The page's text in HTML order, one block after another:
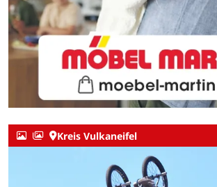
Kreis Vulkaneifel